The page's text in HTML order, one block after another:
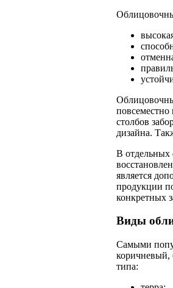
повсеместно
столбов
дизайна.
В отдельных
является
продукции
конкретных
Виды
Самыми
коричневый,
типа: